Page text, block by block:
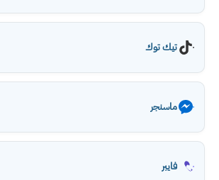
تيك توك
ماسنجر
فايبر